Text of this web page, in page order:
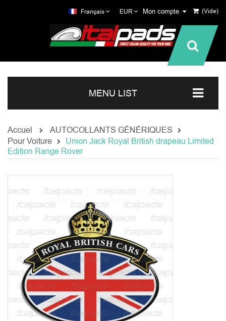
(Vide)
Mon compte
EUR
Français
MENU LIST
Accuel
AUTOCOLLANTS GÉNÉRIQUES
Pour Voiture
Union Jack Royal British drapeau Limited
Edition Range Rover